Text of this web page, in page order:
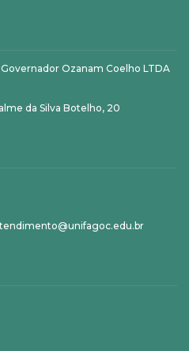
Ozanam Coelho LTDA
da Silva Botelho, 20